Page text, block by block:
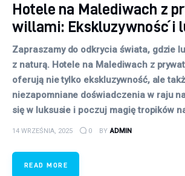
Hotele na Malediwach z
willami: Ekskluzywność i
Zapraszamy do odkrycia świata, gdzie
z naturą. Hotele na Malediwach z
oferują nie tylko ekskluzywność, ale
niezapomniane doświadczenia w raju
się w luksusie i poczuj magię tropików
14 WRZEŚNIA, 2025 0 BY ADMIN
READ MORE